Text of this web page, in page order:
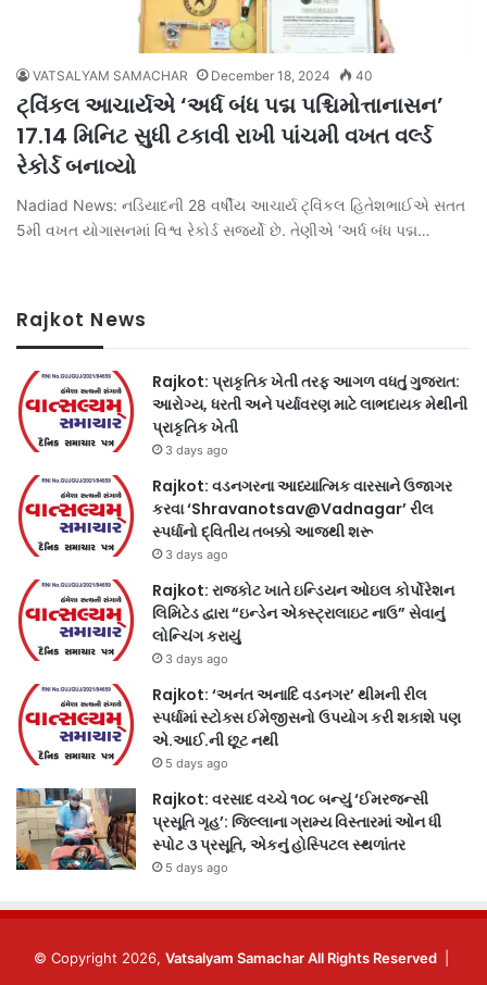
VATSALYAM SAMACHAR December 18, 2024 40
ટ્વિંકલ આચાર્યએ ‘અર્ધ બંધ પદ્મ પશ્ચિમોત્તાનાસન’
17.14 મિનિટ સુધી ટકાવી રાખી પાંચમી વખત વર્લ્ડ
રેકોર્ડ બનાવ્યો
Nadiad News: નડિયાદની 28 વર્ષીય આચાર્ય ટ્વિંકલ હિતેશભાઈએ સતત
5મી વખત યોગાસનમાં વિશ્વ રેકોર્ડ સર્જ્યો છે. તેણીએ ‘અર્ધ બંધ પદ્મ…
Rajkot News
Rajkot: પ્રાકૃતિક ખેતી તરફ આગળ વધતું ગુજરાત:
આરોગ્ય, ધરતી અને પર્યાવરણ માટે લાભદાયક મેથીની
પ્રાકૃતિક ખેતી
3 days ago
Rajkot: વડનગરના આધ્યાત્મિક વારસાને ઉજાગર
કરવા ‘Shravanotsav@Vadnagar’ રીલ
સ્પર્ધાનો દ્વિતીય તબક્કો આજથી શરૂ
3 days ago
Rajkot: રાજકોટ ખાતે ઇન્ડિયન ઓઇલ કોર્પોરેશન
લિમિટેડ દ્વારા “ઇન્ડેન એક્સ્ટ્રાલાઇટ નાઉ” સેવાનું
લોન્ચિંગ કરાયું
3 days ago
Rajkot: ‘અનંત અનાદિ વડનગર’ થીમની રીલ
સ્પર્ધામાં સ્ટોક્સ ઈમેજીસનો ઉપયોગ કરી શકાશે પણ
એ.આઈ.ની છૂટ નથી
5 days ago
Rajkot: વરસાદ વચ્ચે ૧૦૮ બન્યું ‘ઈમરજન્સી
પ્રસૂતિ ગૃહ’: જિલ્લાના ગ્રામ્ય વિસ્તારમાં ઓન ધી
સ્પોટ ૩ પ્રસૂતિ, એકનું હોસ્પિટલ સ્થળાંતર
5 days ago
© Copyright 2026, Vatsalyam Samachar All Rights Reserved